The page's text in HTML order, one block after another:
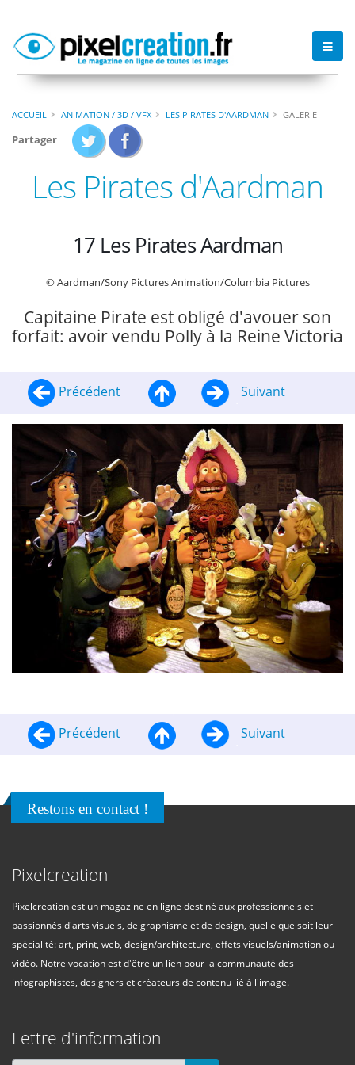
ACCUEIL ANIMATION / 3D / VFX LES PIRATES D'AARDMAN GALERIE
Partager
Les Pirates d'Aardman
17 Les Pirates Aardman
© Aardman/Sony Pictures Animation/Columbia Pictures
Capitaine Pirate est obligé d'avouer son
forfait: avoir vendu Polly à la Reine Victoria
Précédent Suivant
Précédent Suivant
Restons en contact !
Pixelcreation
Pixelcreation est un magazine en ligne destiné aux professionnels et
passionnés d'arts visuels, de graphisme et de design, quelle que soit leur
spécialité: art, print, web, design/architecture, effets visuels/animation ou
vidéo. Notre vocation est d'être un lien pour la communauté des
infographistes, designers et créateurs de contenu lié à l'image.
Lettre d'information